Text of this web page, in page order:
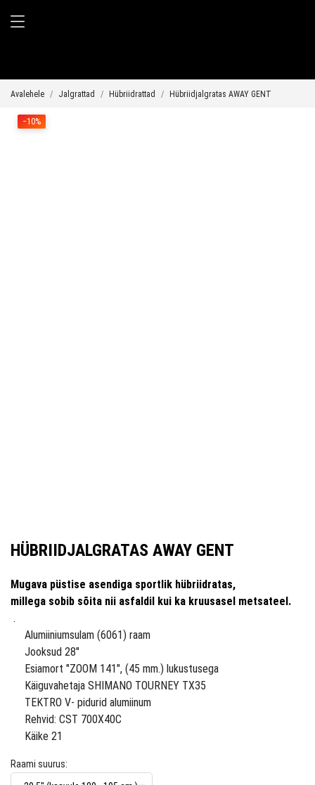
Avalehele Jalgrattad Hübriidrattad Hübriidjalgratas AWAY GENT
−10%
HÜBRIIDJALGRATAS AWAY GENT
Mugava püstise asendiga sportlik hübriidratas,
millega sobib sõita nii asfaldil kui ka kruusasel metsateel.
.
Alumiiniumsulam (6061) raam
Jooksud 28"
Esiamort "ZOOM 141", (45 mm.) lukustusega
Käiguvahetaja SHIMANO TOURNEY TX35
TEKTRO V- pidurid alumiinum
Rehvid: CST 700X40C
Käike 21
Raami suurus: